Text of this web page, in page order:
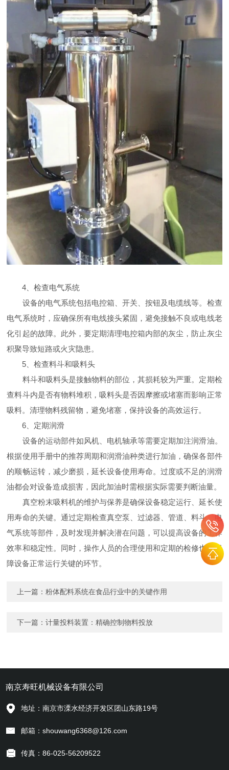
4、检查电气系统
设备的电气系统包括电控箱、开关、按钮及电缆线等。检查
电气系统时，应确保所有电线接头紧固，避免接触不良或电线老
化引起的故障。此外，要定期清理电控箱内部的灰尘，防止灰尘
积聚导致短路或火灾隐患。
5、检查料斗和吸料头
料斗和吸料头是接触物料的部位，其损耗较为严重。定期检
查料斗内是否有物料堆积，吸料头是否因摩擦或堵塞而影响正常
吸料。清理物料残留物，避免堵塞，保持设备的高效运行。
6、定期润滑
设备的运动部件如风机、电机轴承等需要定期加注润滑油。
根据使用手册中的推荐周期和润滑油种类进行加油，确保各部件
的顺畅运转，减少磨损，延长设备使用寿命。过度或不足的润滑
油都会对设备造成损害，因此加油时需根据实际需要判断油量。
真空粉末吸料机的维护与保养是确保设备稳定运行、延长使
用寿命的关键。通过定期检查真空泵、过滤器、管道、料斗、电
气系统等部件，及时发现并解决潜在问题，可以提高设备的工作
效率和稳定性。同时，操作人员的合理使用和定期的检修也是保
障设备正常运行关键的环节。
上一篇：粉体配料系统在食品行业中的关键作用
下一篇：计量投料装置：精确控制物料投放
南京寿旺机械设备有限公司
地址：南京市溧水经济开发区团山东路19号
邮箱：shouwang6368@126.com
传真：86-025-56209522